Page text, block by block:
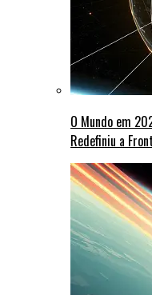
O Mundo em
Redefiniu a